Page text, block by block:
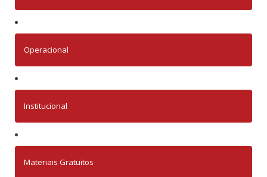
Operacional
Institucional
Materiais Gratuitos